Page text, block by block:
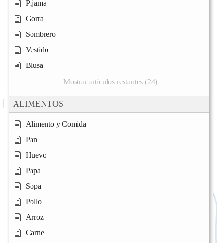
Pijama
Gorra
Sombrero
Vestido
Blusa
Mostrar artículos restantes (24)
ALIMENTOS
Alimento y Comida
Pan
Huevo
Papa
Sopa
Pollo
Arroz
Carne